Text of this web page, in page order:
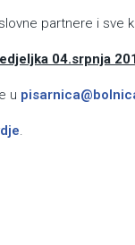
partnere i sve
04.srpnja
u
.